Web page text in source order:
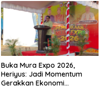
Buka Mura Expo 2026,
Heriyus: Jadi Momentum
Gerakkan Ekonomi